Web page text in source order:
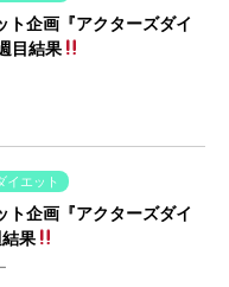
ト企画『アクターズダイ
目結果
イエット
ト企画『アクターズダイ
果